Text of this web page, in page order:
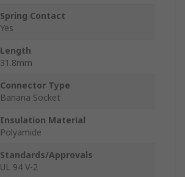
Spring Contact
Yes
Length
31.8mm
Connector Type
Banana Socket
Insulation Material
Polyamide
Standards/Approvals
UL 94 V-2